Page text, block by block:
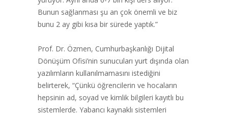
Bunun sağlanması şu an çok önemli ve biz
bunu 2 ay gibi kısa bir sürede yaptık.”
Prof. Dr. Özmen, Cumhurbaşkanlığı Dijital
Dönüşüm Ofisi’nin sunucuları yurt dışında olan
yazılımların kullanılmamasını istediğini
belirterek, “Çünkü öğrencilerin ve hocaların
hepsinin ad, soyad ve kimlik bilgileri kayıtlı bu
sistemlerde. Yabancı kaynaklı sistemleri